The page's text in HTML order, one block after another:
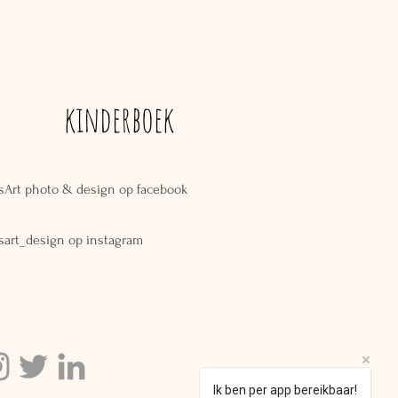
kinderboek
photo & design op facebook
op instagram
Ik ben per app bereikbaar!